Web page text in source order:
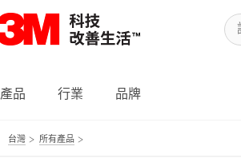
產品 行業 品牌
台灣 所有產品